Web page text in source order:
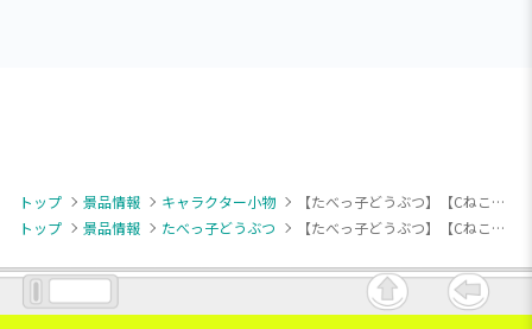
トップ 景品情報 キャラクター小物
【たべっ子どうぶつ】【Cねこちゃん】たべっ子どうぶつ THE MOVIE パティシエコスチュームマスコット
トップ
景品情報 たべっ子どうぶつ 【たべっ子どうぶつ】【Cねこちゃん】たべっ子どうぶつ THE MOVIE パティシエコスチュームマスコット